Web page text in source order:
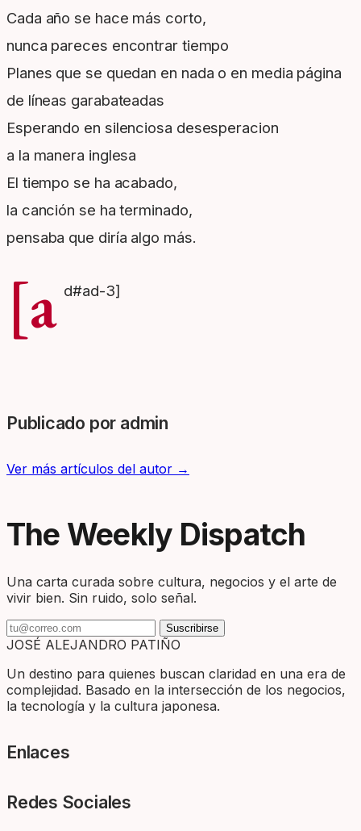
Cada año se hace más corto,
nunca pareces encontrar tiempo
Planes que se quedan en nada o en media página
de líneas garabateadas
Esperando en silenciosa desesperacion
a la manera inglesa
El tiempo se ha acabado,
la canción se ha terminado,
pensaba que diría algo más.
[a d#ad-3]
Publicado por admin
Ver más artículos del autor →
The Weekly Dispatch
Una carta curada sobre cultura, negocios y el arte de
vivir bien. Sin ruido, solo señal.
Suscribirse
JOSÉ ALEJANDRO PATIÑO
Un destino para quienes buscan claridad en una era de
complejidad. Basado en la intersección de los negocios,
la tecnología y la cultura japonesa.
Enlaces
Redes Sociales